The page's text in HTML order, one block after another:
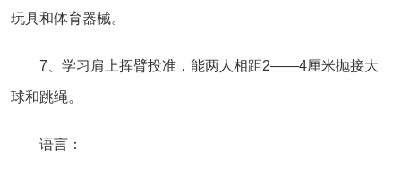
玩具和体育器械。
7、学习肩上挥臂投准，能两人相距2——4厘米抛接大
球和跳绳。
语言：